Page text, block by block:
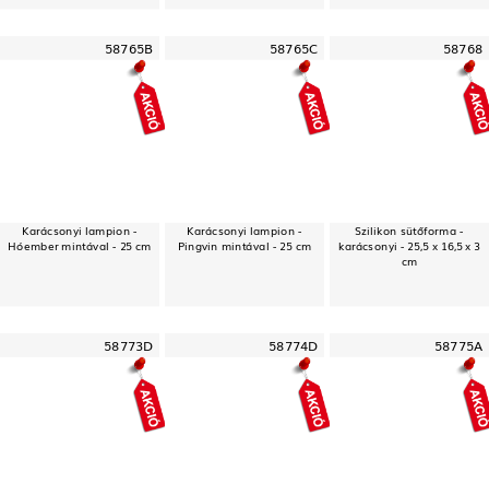
58765B
Karácsonyi lampion -
Hóember mintával - 25 cm
58765C
Karácsonyi lampion -
Pingvin mintával - 25 cm
58768
Szilikon sütőforma -
karácsonyi - 25,5 x 16,5 x 3
cm
58773D 58774D 58775A